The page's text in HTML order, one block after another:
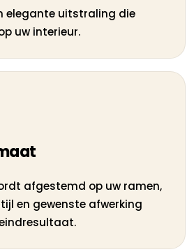
elegante uitstraling die
uw interieur.
afgestemd op uw ramen,
en gewenste afwerking